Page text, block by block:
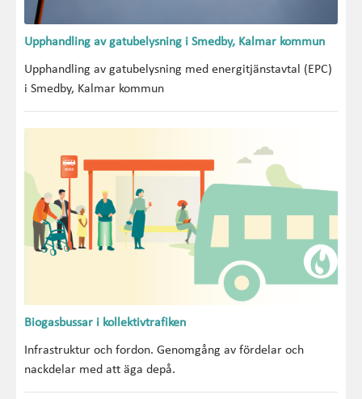
Upphandling av gatubelysning i Smedby, Kalmar kommun
Upphandling av gatubelysning med energitjänstavtal (EPC)
i Smedby, Kalmar kommun
Biogasbussar i kollektivtrafiken
Infrastruktur och fordon. Genomgång av fördelar och
nackdelar med att äga depå.